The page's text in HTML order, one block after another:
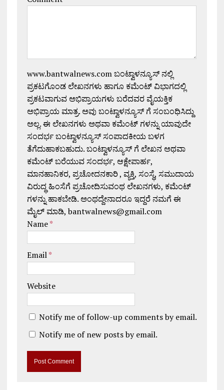
www.bantwalnews.com ಬಂಟ್ವಾಳನ್ಯೂಸ್ ನಲ್ಲಿ
ಪ್ರಕಟಗೊಂಡ ಲೇಖನಗಳು ಹಾಗೂ ಕಮೆಂಟ್ ವಿಭಾಗದಲ್ಲಿ
ಪ್ರಕಟವಾಗುವ ಅಭಿಪ್ರಾಯಗಳು ಬರೆದವರ ವೈಯಕ್ತಿಕ
ಅಭಿಪ್ರಾಯ ಮಾತ್ರ. ಅವು ಬಂಟ್ವಾಳನ್ಯೂಸ್ ಗೆ ಸಂಬಂಧಿಸಿದ್ದು
ಅಲ್ಲ. ಈ ಲೇಖನಗಳು ಅಥವಾ ಕಮೆಂಟ್ ಗಳನ್ನು ಯಾವುದೇ
ಸಂದರ್ಭ ಬಂಟ್ವಾಳನ್ಯೂಸ್ ಸಂಪಾದಕೀಯ ಬಳಗ
ತೆಗೆದುಹಾಕಬಹುದು. ಬಂಟ್ವಾಳನ್ಯೂಸ್ ಗೆ ಲೇಖನ ಅಥವಾ
ಕಮೆಂಟ್ ಬರೆಯುವ ಸಂದರ್ಭ, ಆಕ್ಷೇಪಾರ್ಹ,
ಮಾನಹಾನಿಕರ, ಪ್ರಚೋದನಕಾರಿ , ವ್ಯಕ್ತಿ, ಸಂಸ್ಥೆ, ಸಮುದಾಯ
ವಿರುದ್ಧ ಹಿಂಸೆಗೆ ಪ್ರಚೋದಿಸುವಂಥ ಲೇಖನಗಳು, ಕಮೆಂಟ್
ಗಳನ್ನು ಹಾಕಬೇಡಿ. ಅಂಥದ್ದೇನಾದರೂ ಇದ್ದರೆ ನಮಗೆ ಈ
ಮೈಲ್ ಮಾಡಿ, bantwalnews@gmail.com
Name*
Email*
Website
Notify me of follow-up comments by email.
Notify me of new posts by email.